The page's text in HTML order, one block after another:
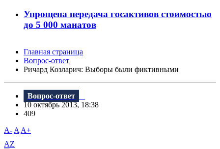
Упрощена передача госактивов стоимостью
до 5 000 манатов
Главная страница
Вопрос-ответ
Ричард Козларич: Выборы были фиктивными
Вопрос-ответ
10 октябрь 2013, 18:38
409
A- A A+
AZ